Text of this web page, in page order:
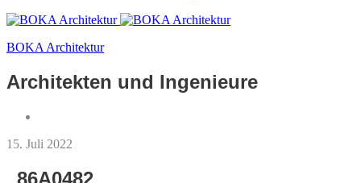
BOKA Architektur
Architekten und Ingenieure
15. Juli 2022
_86A0482